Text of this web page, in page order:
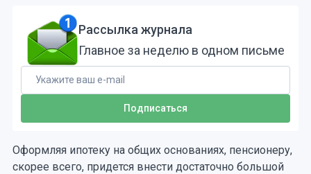
Рассылка журнала
Главное за неделю в одном письме
Оформляя ипотеку на общих основаниях, пенсионеру,
скорее всего, придется внести достаточно большой